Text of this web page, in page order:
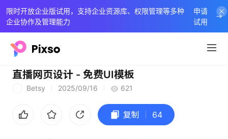
限时开放企业版试用，支持企业资源库、权限管理等多种
企业协作及管理能力
申请
试用
直播网页设计 - 免费UI模板
Betsy 2025/09/16 621
复制 64